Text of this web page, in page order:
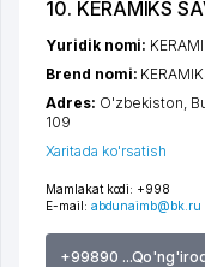
10. KERAMIKS
Mamlakat kodi: +998
E-mail: abdunaimb@bk.ru
+99890
Yuridik nomi:
Brend nomi:
Adres: O'zbekiston,
109
Xaritada ko'rsatish